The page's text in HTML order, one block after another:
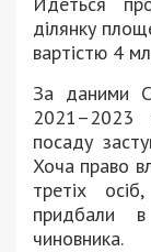
ділянку
вартістю 4
За даними
2021–2023
посаду
Хоча право
третіх
придбали
чиновника.